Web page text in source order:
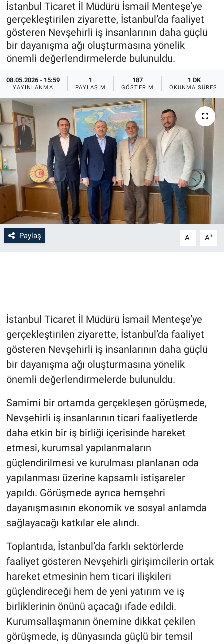
İstanbul Ticaret İl Müdürü İsmail Menteşe’ye
gerçekleştirilen ziyarette, İstanbul’da faaliyet
gösteren Nevşehirli iş insanlarının daha güçlü
bir dayanışma ağı oluşturmasına yönelik
önemli değerlendirmelerde bulunuldu.
08.05.2026 - 15:59
YAYINLANMA
1
PAYLAŞIM
187
GÖSTERIM
1 DK
OKUNMA SÜRESI
Paylaş A- A+
İstanbul Ticaret İl Müdürü İsmail Menteşe’ye
gerçekleştirilen ziyarette, İstanbul’da faaliyet
gösteren Nevşehirli iş insanlarının daha güçlü
bir dayanışma ağı oluşturmasına yönelik
önemli değerlendirmelerde bulunuldu.
Samimi bir ortamda gerçekleşen görüşmede,
Nevşehirli iş insanlarının ticari faaliyetlerde
daha etkin bir iş birliği içerisinde hareket
etmesi, kurumsal yapılanmaların
güçlendirilmesi ve kurulması planlanan oda
yapılanması üzerine kapsamlı istişareler
yapıldı. Görüşmede ayrıca hemşehri
dayanışmasının ekonomik ve sosyal anlamda
sağlayacağı katkılar ele alındı.
Toplantıda, İstanbul’da farklı sektörlerde
faaliyet gösteren Nevşehirli girişimcilerin ortak
hareket etmesinin hem ticari ilişkileri
güçlendireceği hem de yeni yatırım ve iş
birliklerinin önünü açacağı ifade edildi.
Kurumsallaşmanın önemine dikkat çekilen
görüşmede, iş dünyasında güçlü bir temsil
Sağlık
Yerel
İlan - Duyuru- Mesaj
Türkiye Gündemi
Sağlık
Eğitim
Kültür
3.Sayfa
Medya
Kayseri
Niğde
Aksaray
Kırşehir
Yerel
Genel
Asayiş
Politika
Magazin
Çevre
Haberde İnsan
İlan - Duyuru- Mesaj
Türkiye Gündemi